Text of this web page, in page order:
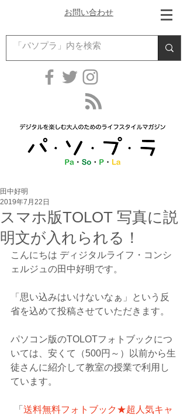
お問い合わせ
スマホ版TOLOT 写真に説
明文が入れられる！
田中好明
2019年7月22日
こんにちは ディジタルライフ・コンシ
ェルジュの田中好明です。
「思い込みはいけないなぁ」という反
省を込めて投稿させていただきます。
パソコン版のTOLOTフォトブックにつ
いては、安くて（500円～）以前から生
徒さんに紹介して教室の授業で利用し
ています。
「 送料無料フォトブック★超人気キャ